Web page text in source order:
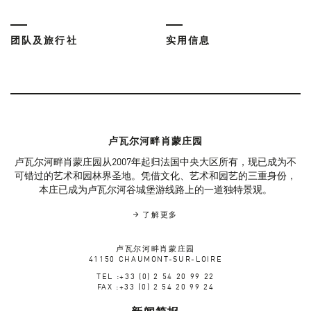
团队及旅行社 实用信息
卢瓦尔河畔肖蒙庄园
卢瓦尔河畔肖蒙庄园从2007年起归法国中央大区所有，现已成为不
可错过的艺术和园林界圣地。凭借文化、艺术和园艺的三重身份，
本庄已成为卢瓦尔河谷城堡游线路上的一道独特景观。
了解更多
卢瓦尔河畔肖蒙庄园
41150 CHAUMONT-SUR-LOIRE
TEL :+33 (0) 2 54 20 99 22
FAX :+33 (0) 2 54 20 99 24